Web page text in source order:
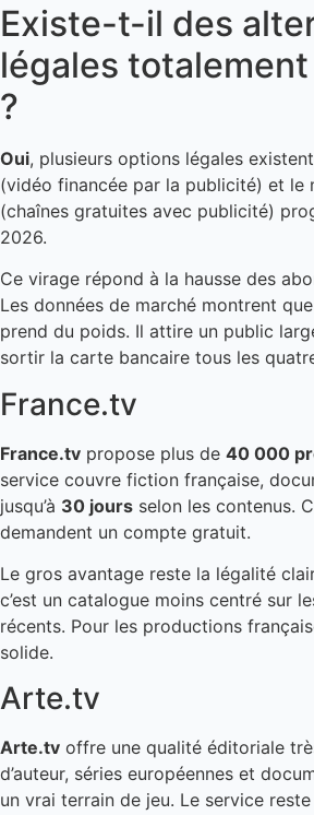
Existe-t-il des
légales
?
Oui, plusieurs options légales
(vidéo financée par la publicité) et le
(chaînes gratuites avec publicité)
2026.
Ce virage répond à la hausse des
Les données de marché montrent
prend du poids. Il attire un public
sortir la carte bancaire tous les
France.tv
France.tv propose plus de 40 000
service couvre fiction française,
jusqu’à 30 jours selon les contenus.
demandent un compte gratuit.
Le gros avantage reste la légalité
c’est un catalogue moins centré sur
récents. Pour les productions
solide.
Arte.tv
Arte.tv offre une qualité éditoriale
d’auteur, séries européennes et
un vrai terrain de jeu. Le service reste